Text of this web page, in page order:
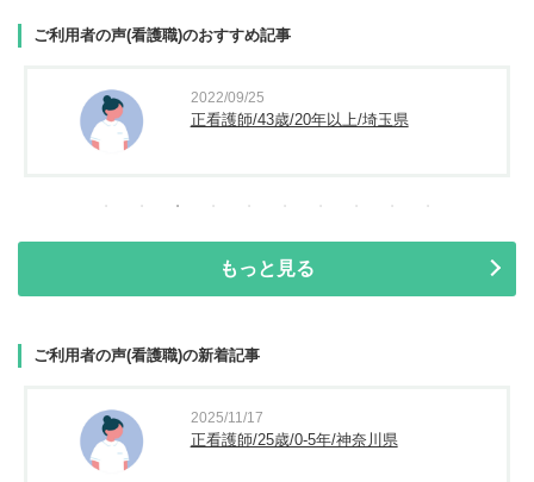
ご利用者の声(看護職)のおすすめ記事
2022/09/25
正看護師/43歳/20年以上/埼玉県
もっと見る
ご利用者の声(看護職)の新着記事
2025/11/17
正看護師/25歳/0-5年/神奈川県